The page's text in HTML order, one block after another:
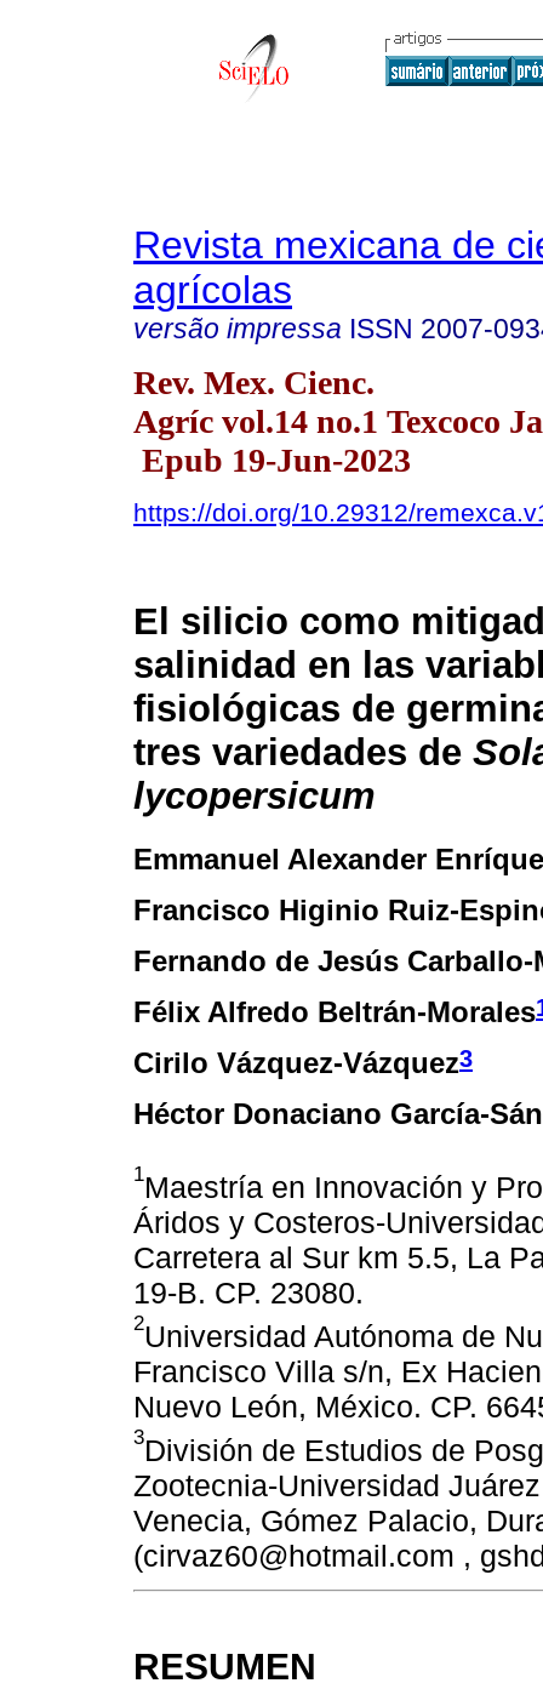
Revista mexicana de
agrícolas
versão impressa ISSN 2007-
Rev. Mex. Cienc.
Agríc vol.14 no.1 Texcoco
Epub 19-Jun-2023
https://doi.org/10.29312/
El silicio como
salinidad en las
fisiológicas de
tres variedades de
lycopersicum
Emmanuel Alexander
Francisco Higinio Ruiz-
Fernando de Jesús Carballo-
Félix Alfredo Beltrán-Morales
Cirilo Vázquez-Vázquez3
Héctor Donaciano García-
1Maestría en Innovación y
Áridos y Costeros-
Carretera al Sur km 5.5, La
19-B. CP. 23080.
2Universidad Autónoma de
Francisco Villa s/n, Ex
Nuevo León, México. CP.
3División de Estudios de
Zootecnia-Universidad
Venecia, Gómez Palacio,
(cirvaz60@hotmail.com ,
RESUMEN